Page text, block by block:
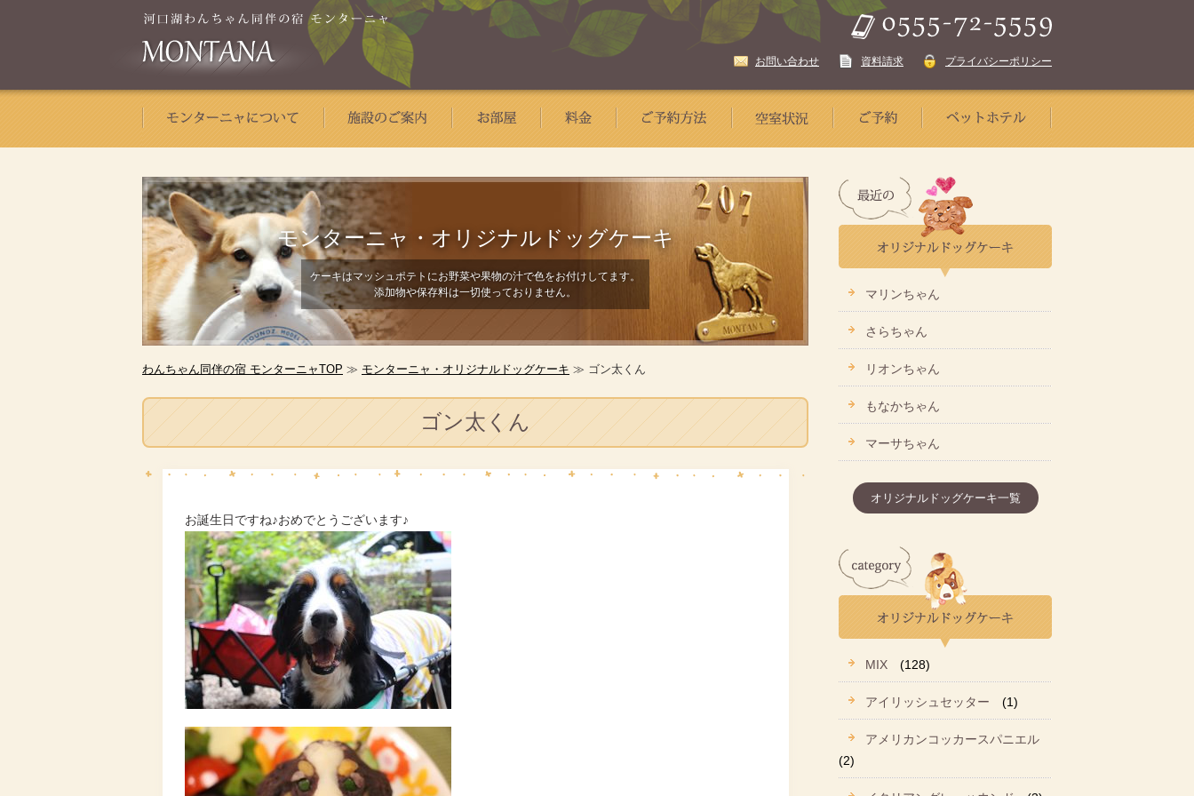
お問い合わせ 資料請求 プライバシーポリシー
モンターニャ・ オリジナルドッグケーキ
ケーキはマッシュポテトにお野菜や果物の汁で色をお付けしてます。
添加物や保存料は一切使っておりません。
わんちゃん同伴の宿 モンターニャTOP ≫ モンターニャ・オリジナルドッグケーキ ≫ ゴン太くん
ゴン太くん
お誕生日ですね♪おめでとうございます♪
マリンちゃん
さらちゃん
リオンちゃん
もなかちゃん
マーサちゃん
オリジナルドッグケーキ一覧
MIX (128)
アイリッシュセッター (1)
アメリカンコッカースパニエル
(2)